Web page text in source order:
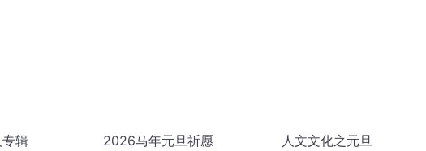
辑 2026马年元旦祈愿 人文文化之元旦